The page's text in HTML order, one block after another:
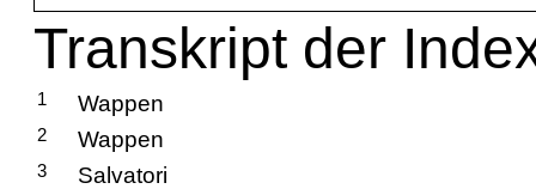
Transkript der
1 Wappen
2 Wappen
3 Salvatori